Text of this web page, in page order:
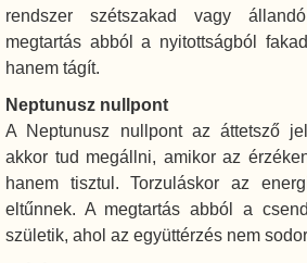
rendszer szétszakad vagy
megtartás abból a nyitottságból
hanem tágít.
Neptunusz nullpont
A Neptunusz nullpont az áttetsző
akkor tud megállni, amikor az
hanem tisztul. Torzuláskor az
eltűnnek. A megtartás abból a
születik, ahol az együttérzés nem